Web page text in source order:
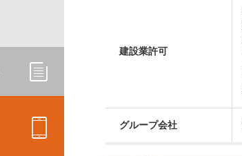
建設業許可
グループ会社